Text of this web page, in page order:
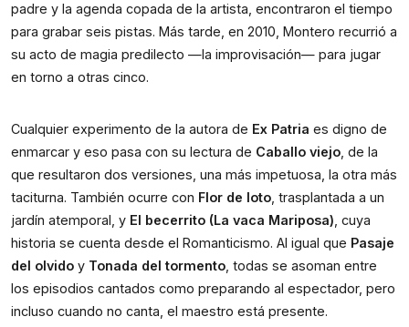
padre y la agenda copada de la artista, encontraron el tiempo
para grabar seis pistas. Más tarde, en 2010, Montero recurrió a
su acto de magia predilecto —la improvisación— para jugar
en torno a otras cinco.
Cualquier experimento de la autora de Ex Patria es digno de
enmarcar y eso pasa con su lectura de Caballo viejo , de la
que resultaron dos versiones, una más impetuosa, la otra más
taciturna. También ocurre con Flor de loto , trasplantada a un
jardín atemporal, y El becerrito (La vaca Mariposa) , cuya
historia se cuenta desde el Romanticismo. Al igual que Pasaje
del olvido y Tonada del tormento , todas se asoman entre
los episodios cantados como preparando al espectador, pero
incluso cuando no canta, el maestro está presente.